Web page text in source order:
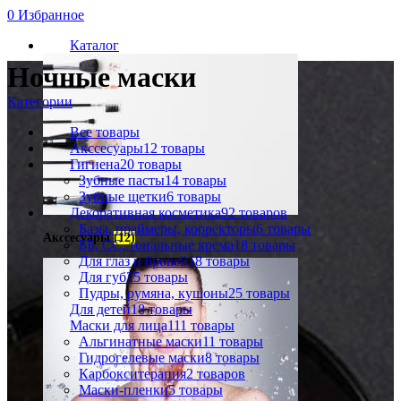
0 Избранное
Каталог
Акссесуары(12)
Ночные маски
Категории
Всетовары
Акссесуары12 товары
Гигиена20 товары
Зубные пасты14 товары
Зубные щетки6 товары
Декоративная косметика92 товаров
Базы, праймеры, корректоры6 товары
ББ, СС, тональные крема18 товары
Для глаз и бровей18 товары
Для губ25 товары
Пудры, румяна, кушоны25 товары
Для детей18 товары
Маски для лица111 товары
Альгинатные маски11 товары
Гидрогелевые маски8 товары
Карбокситерапия2 товаров
Маски-пленки5 товары